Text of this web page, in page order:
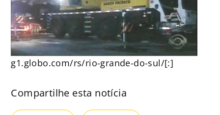
g1.globo.com/rs/rio-grande-do-sul/[:]
Compartilhe esta notícia